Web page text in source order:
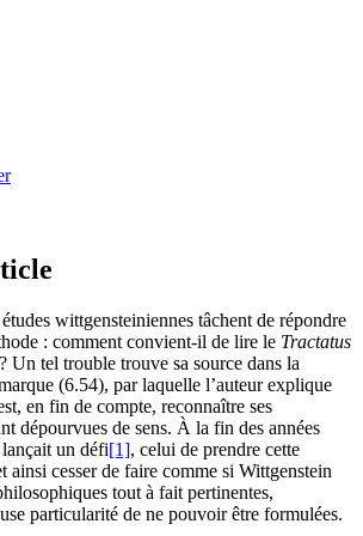
wittgensteiniennes tâchent de répondre
: comment convient-il de lire le Tractatus
? Un tel trouble trouve sa source dans la
(6.54), par laquelle l’auteur explique
en fin de compte, reconnaître ses
dépourvues de sens. À la fin des années
un défi[1], celui de prendre cette
ainsi cesser de faire comme si Wittgenstein
tout à fait pertinentes,
particularité de ne pouvoir être formulées.